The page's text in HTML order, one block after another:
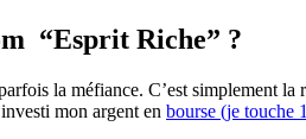
“Esprit Riche” ?
la méfiance. C’est simplement
mon argent en bourse (je touche